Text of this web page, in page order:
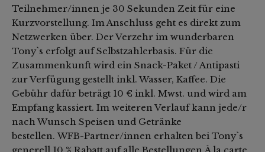
Teilnehmer/innen je 30 Sekunden Zeit für eine
Kurzvorstellung. Im Anschluss geht es direkt zum
Netzwerken über. Der Verzehr im wunderbaren
Tony`s erfolgt auf Selbstzahlerbasis. Für die
Zusammenkunft wird ein Snack-Paket / Antipasti
zur Verfügung gestellt inkl. Wasser, Kaffee. Die
Gebühr dafür beträgt 10 € inkl. Mwst. und wird am
Empfang kassiert. Im weiteren Verlauf kann jede/r
nach Wunsch Speisen und Getränke
bestellen. WFB-Partner/innen erhalten bei Tony`s